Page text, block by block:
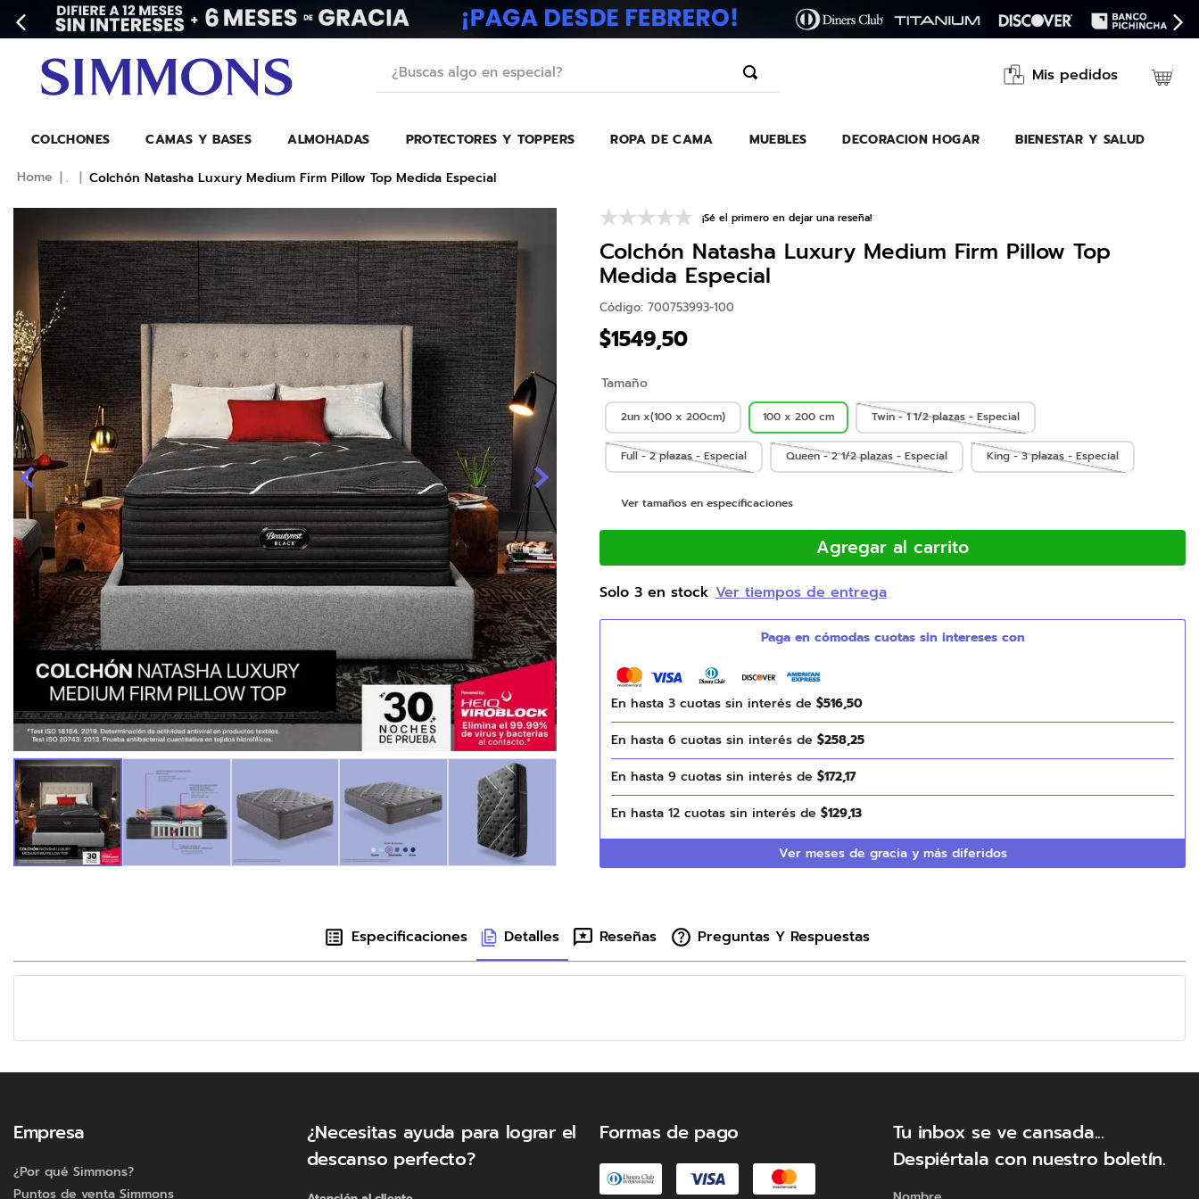
Mis pedidos
COLCHONES CAMAS Y BASES ALMOHADAS PROTECTORES Y TOPPERS ROPA DE CAMA MUEBLES DECORACION HOGAR BIENESTAR Y SALUD
. Colchón Natasha Luxury Medium Firm Pillow Top Medida Especial
¡Sé el primero en dejar una reseña!
Colchón Natasha Luxury Medium Firm Pillow Top
Medida Especial
Código: 700753993-100
$1549,50
Tamaño
2un x(100 x 200cm) 100 x 200 cm Twin - 1 1/2 plazas - Especial
Full - 2 plazas - Especial Queen - 2 1/2 plazas - Especial King - 3 plazas - Especial
Ver tamaños en especificaciones
Agregar al carrito
Solo 3 en stock Ver tiempos de entrega
En hasta 3 cuotas sin interés de $516,50
En hasta 6 cuotas sin interés de $258,25
En hasta 9 cuotas sin interés de $172,17
En hasta 12 cuotas sin interés de $129,13
Ver meses de gracia y más diferidos
Especificaciones Detalles Reseñas Preguntas Y Respuestas
Empresa
¿Por qué Simmons?
Puntos de venta Simmons
¿Necesitas ayuda para lograr el
descanso perfecto?
Formas de pago
Tu inbox se ve cansada...
Despiértala con nuestro boletín.
TÉRMINOS MÁS BUSCADOS
1.
erica
2.
almohada
3.
colchon
4.
harmony
5.
base
6.
beautyrest
7.
almohadas
8.
sofa cama
9.
natasha
10. colchones